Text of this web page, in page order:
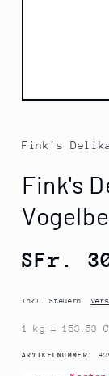
Medien
Modal
öffnen
Fink's
Fink's
Normaler
SFr.
Inkl. Steuern.
1 kg = 153.53
ARTIKELNUMMER: